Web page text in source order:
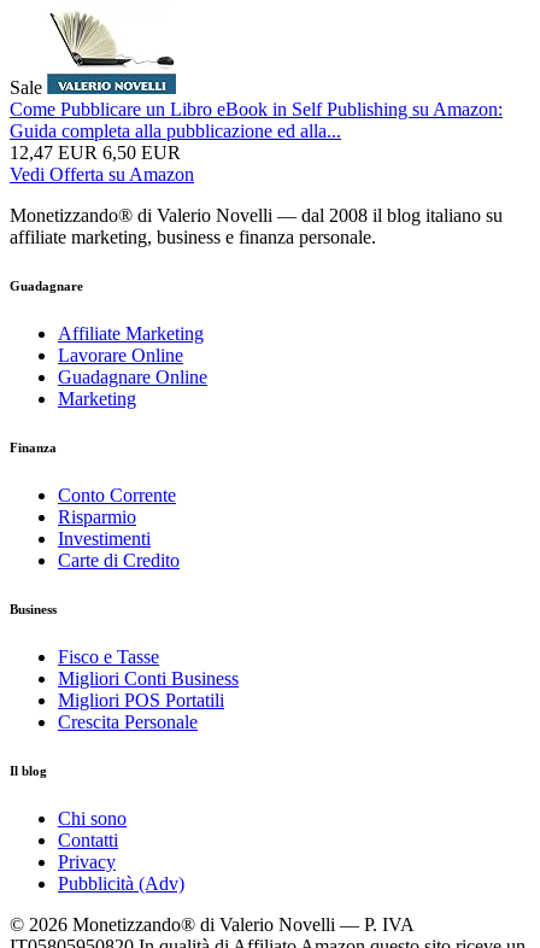
Sale
Come Pubblicare un Libro eBook in Self Publishing su Amazon:
Guida completa alla pubblicazione ed alla...
12,47 EUR 6,50 EUR
Vedi Offerta su Amazon
Monetizzando® di Valerio Novelli — dal 2008 il blog italiano su
affiliate marketing, business e finanza personale.
Guadagnare
Affiliate Marketing
Lavorare Online
Guadagnare Online
Marketing
Finanza
Conto Corrente
Risparmio
Investimenti
Carte di Credito
Business
Fisco e Tasse
Migliori Conti Business
Migliori POS Portatili
Crescita Personale
Il blog
Chi sono
Contatti
Privacy
Pubblicità (Adv)
© 2026 Monetizzando® di Valerio Novelli — P. IVA